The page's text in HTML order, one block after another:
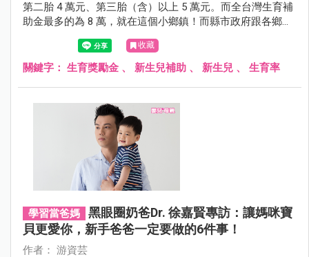
第二胎 4 萬元、第三胎（含）以上 5 萬元。而全台灣生育補
助金最多的為 8 萬，就在這個小鄉鎮！而縣市政府跟各鄉鎮
的生育獎勵金，是可以同時申請的喔！
收藏
關鍵字： 生育獎勵金 、 新生兒補助 、 新生兒 、 生育率
學習當爸媽
黑眼圈奶爸Dr. 徐嘉賢專訪：讓媽咪寶
貝更愛你，新手爸爸一定要做的6件事！
作者： 游資芸